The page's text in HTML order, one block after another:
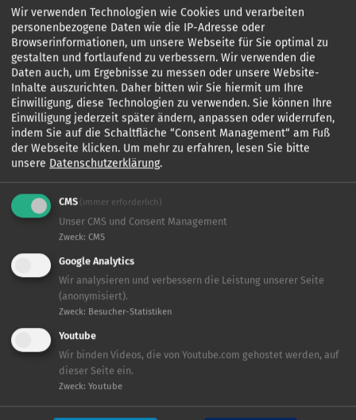
PRESSEKONTAKT:
Rico-Thore Kauert (PRonline.de)
rico.kauert[at]PRonline.de(rico[dot]kauert[at]PRonline[dot]de)
Material
Wir verwenden Technologien wie Cookies und verarbeiten
personenbezogene Daten wie die IP-Adresse oder
Browserinformationen, um unsere Webseite für Sie optimal zu
gestalten und fortlaufend zu verbessern. Wir verwenden die
Daten auch, um Ergebnisse zu messen oder unsere Website-
Inhalte auszurichten. Daher bitten wir Sie hiermit um Ihre
Einwilligung, diese Technologien zu verwenden. Sie können Ihre
Einwilligung jederzeit später ändern, anpassen oder widerrufen,
indem Sie auf die Schaltfläche “Consent Management“ am Fuß
der Webseite klicken. Um mehr zu erfahren, lesen Sie bitte
unsere Datenschutzerklärung.
CMS (immer erforderlich)
Unser CMS und Consent Management
Zweck: CMS
Google Analytics
Wir analysieren und verbessern die Leistung unserer Seite
(anonymisiert).
Zweck: Besucher-Statistiken
Youtube
Wir binden Videos, die von Youtube.com gehostet werden, auf
dieser Seite ein.
Zweck: Youtube